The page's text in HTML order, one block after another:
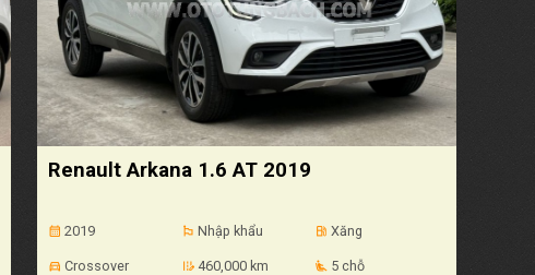
Renault Arkana 1.6 AT 2019
calendar_month 2019 emoji_flags Nhập khẩu local_gas_station Xăng
directions_car Crossover edit_road 460,000 km airline_seat_recline_extra 5 chỗ